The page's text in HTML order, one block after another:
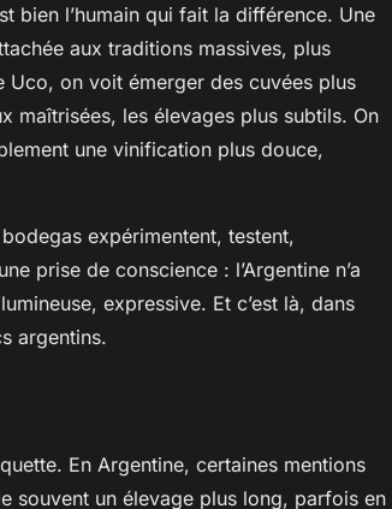
bien l’humain qui fait la différence. Une
aux traditions massives, plus
Uco, on voit émerger des cuvées plus
maîtrisées, les élevages plus subtils. On
une vinification plus douce,
expérimentent, testent,
prise de conscience : l’Argentine n’a
expressive. Et c’est là, dans
argentins.
En Argentine, certaines mentions
souvent un élevage plus long, parfois en